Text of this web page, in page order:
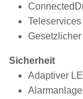
Teleservices
Gesetzlicher
Sicherheit
Adaptiver
Alarmanlage